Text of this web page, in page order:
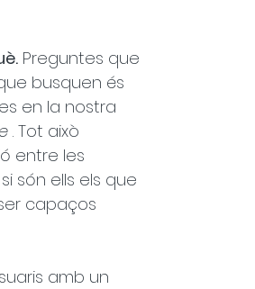
Preguntes que
busquen és
en la nostra
. Tot això
entre les
són ells els que
capaços
amb un